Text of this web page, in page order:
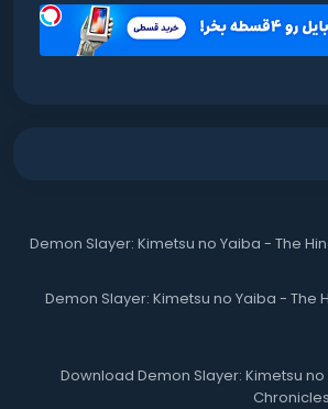
Demon Slayer: Kimetsu no Yaiba - The
Demon Slayer: Kimetsu no Yaiba - The
Download Demon Slayer: Kimetsu